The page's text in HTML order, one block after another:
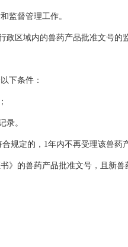
监督管理工作。
区域内的兽药产品批准文号的监
下条件：
。
定的，1年内不再受理该兽药
》的兽药产品批准文号，且新